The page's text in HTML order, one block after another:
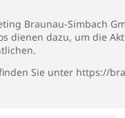
Braunau-Simbach
dienen dazu, um die
Sie unter https://